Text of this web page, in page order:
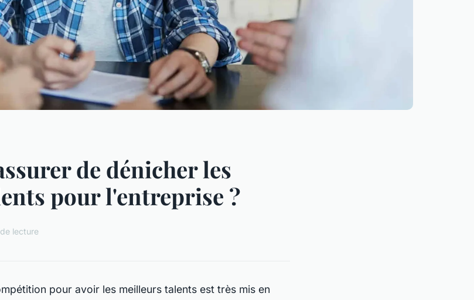
de dénicher les
pour l'entreprise ?
lecture
pour avoir les meilleurs talents est très mis en